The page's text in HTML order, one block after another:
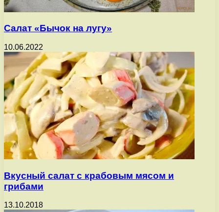
Салат «Бычок на лугу»
10.06.2022
Вкусный салат с крабовым мясом и
грибами
13.10.2018